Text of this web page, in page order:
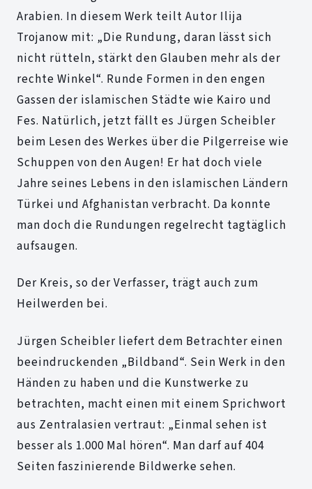
Arabien. In diesem Werk teilt Autor Ilija
Trojanow mit: „Die Rundung, daran lässt sich
nicht rütteln, stärkt den Glauben mehr als der
rechte Winkel“. Runde Formen in den engen
Gassen der islamischen Städte wie Kairo und
Fes. Natürlich, jetzt fällt es Jürgen Scheibler
beim Lesen des Werkes über die Pilgerreise wie
Schuppen von den Augen! Er hat doch viele
Jahre seines Lebens in den islamischen Ländern
Türkei und Afghanistan verbracht. Da konnte
man doch die Rundungen regelrecht tagtäglich
aufsaugen.
Der Kreis, so der Verfasser, trägt auch zum
Heilwerden bei.
Jürgen Scheibler liefert dem Betrachter einen
beeindruckenden „Bildband“. Sein Werk in den
Händen zu haben und die Kunstwerke zu
betrachten, macht einen mit einem Sprichwort
aus Zentralasien vertraut: „Einmal sehen ist
besser als 1.000 Mal hören“. Man darf auf 404
Seiten faszinierende Bildwerke sehen.